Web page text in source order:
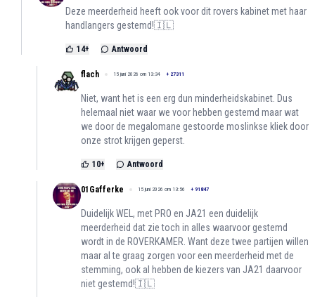
Deze meerderheid heeft ook voor dit rovers kabinet met haar
handlangers gestemd!🇮🇱
14+ Antwoord
flach 15 juni 2026 om 13:34 + 27311
Niet, want het is een erg dun minderheidskabinet. Dus
helemaal niet waar we voor hebben gestemd maar wat
we door de megalomane gestoorde moslinkse kliek door
onze strot krijgen geperst.
10+ Antwoord
01Gafferke 15 juni 2026 om 13:56 + 91847
Duidelijk WEL, met PRO en JA21 een duidelijk
meerderheid dat zie toch in alles waarvoor gestemd
wordt in de ROVERKAMER. Want deze twee partijen willen
maar al te graag zorgen voor een meerderheid met de
stemming, ook al hebben de kiezers van JA21 daarvoor
niet gestemd!🇮🇱